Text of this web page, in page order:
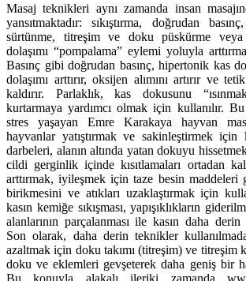
Masaj teknikleri aynı zamanda insan
yansıtmaktadır: sıkıştırma, doğrudan
sürtünme, titreşim ve doku püskürme veya
dolaşımı “pompalama” eylemi yoluyla
Basınç gibi doğrudan basınç, hipertonik kas
dolaşımı arttırır, oksijen alımını artırır ve
kaldırır. Parlaklık, kas dokusunu
kurtarmaya yardımcı olmak için kullanılır. Bu
stres yaşayan Emre Karakaya hayvan
hayvanlar yatıştırmak ve sakinleştirmek için
darbeleri, alanın altında yatan dokuyu
cildi gerginlik içinde kısıtlamaları ortadan
arttırmak, iyileşmek için taze besin maddeleri
birikmesini ve atıkları uzaklaştırmak için
kasın kemiğe sıkışması, yapışıklıkların
alanlarının parçalanması ile kasın daha derin
Son olarak, daha derin teknikler
azaltmak için doku takımı (titreşim) ve titreşim
doku ve eklemleri gevşeterek daha geniş bir
Bu konuyla alakalı ileriki zamanda